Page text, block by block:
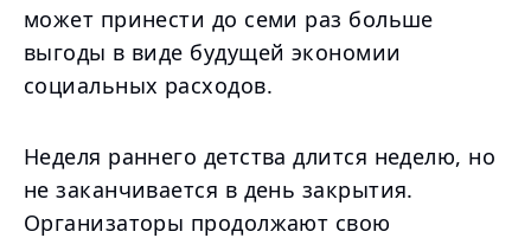
может принести до семи раз больше
выгоды в виде будущей экономии
социальных расходов.
Неделя раннего детства длится неделю, но
не заканчивается в день закрытия.
Организаторы продолжают свою